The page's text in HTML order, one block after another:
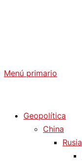
Menú primario
Geopolítica
China
Rusia